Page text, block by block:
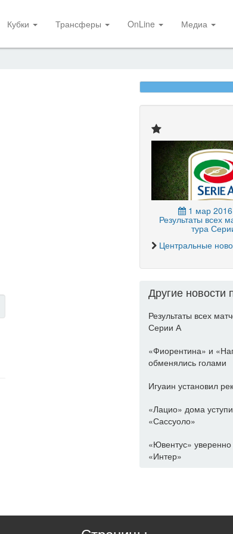
Кубки Трансферы OnLine Медиа
1 мар
Результаты всех
тура
Центральные
Другие новости
Результаты всех
Серии А
«Фиорентина» и
обменялись голами
Игуаин установил
«Лацио» дома
«Сассуоло»
«Ювентус»
«Интер»